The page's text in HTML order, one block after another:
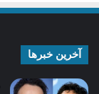
آخرین خبرها